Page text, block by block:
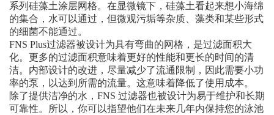
系列硅藻土涂层网格。在显微镜下，硅藻土看起来想小海绵
的集合，水可以通过，但微观污垢等杂质、藻类和某些形式
的细菌不能通过。
FNS Plus过滤器被设计为具有弯曲的网格，是过滤面积大
化。更多的过滤面积意味着更好的性能和更长的时间的清
洁。内部设计的改进，尽量减少了流通限制，因此需要小功
率的泵，以达到所需的流量。这意味着降低了使用成本。
除了提供洁净的水，FNS 过滤器也被设计为易于维护和长期
可靠性。所以，你可以指望他们在未来几年内保持您的泳池